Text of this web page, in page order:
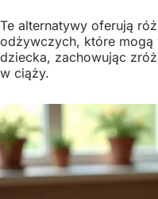
Te alternatywy oferują
odżywczych, które
dziecka, zachowując
w ciąży.